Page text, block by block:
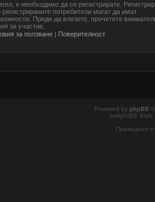
е необходимо да се регистрирате.
потребители могат да имат
Преди да влезете, прочетете
за участие.
за ползване | Поверителност
Powered by phpBB
twilightBB
Преведено